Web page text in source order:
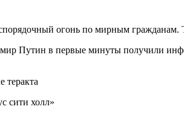
огонь по мирным
Путин в первые минуты получили
теракта
сити холл»